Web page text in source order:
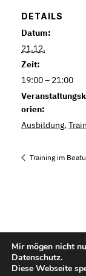
DETAILS
Datum:
21.12.
Zeit:
19:00 – 21:00
orien:
Ausbildung,
Training im
Kontakt
Impressum
Mir mögen nicht
Datenschutz.
Diese Webseite